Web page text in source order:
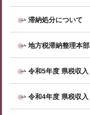
滞納処分について
地方税滞納整理本部
令和5年度 県税収入
令和4年度 県税収入